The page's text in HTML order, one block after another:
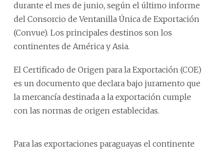
durante el mes de junio, según el último informe
del Consorcio de Ventanilla Única de Exportación
(Convue). Los principales destinos son los
continentes de América y Asia.
El Certificado de Origen para la Exportación (COE)
es un documento que declara bajo juramento que
la mercancía destinada a la exportación cumple
con las normas de origen establecidas.
Para las exportaciones paraguayas el continente